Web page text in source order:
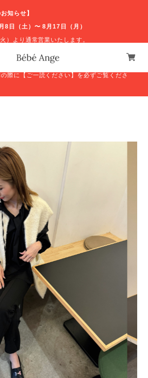
知らせ】
8日（土）〜 8月17日（月）
）より通常営業いたします。
お問い合わせやオンラインショップの発送等
は、営業再開後に順次対応いたします。ご不
際に【ご一読ください】を必ずご覧くださ